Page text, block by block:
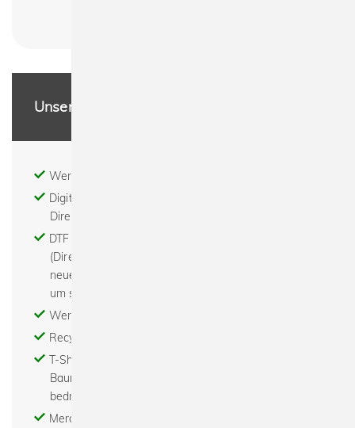
Unsere Leistungen
Werbeartikel - Textildruck - Stick
Digitaldruck - Print on demand - DTG (digitaler
Direktdruck)
DTF - Digital to Film - Digital to Foil - der DTF
(Direct To Film) Transferdruck ist eine komplett
neue Technologie für Bilder, Texte oder Grafiken
um sie auf fast alle Textilien zu transferieren
Werbemittel bedrucken - Abishirts bedrucken
Recycled - Bio - Fair - Nachhaltig
T-Shirts bedrucken - Hoodies bedrucken -
Baumwolltaschen bedrucken - Turnbeutel
bedrucken
Merchandise bedrucken - Tour merchandise